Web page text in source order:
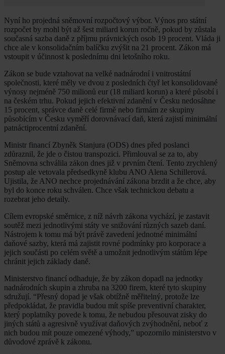
Nyní ho projedná sněmovní rozpočtový výbor. Výnos pro státní
rozpočet by mohl být až šest miliard korun ročně, pokud by zůstala
současná sazba daně z příjmu právnických osob 19 procent. Vláda ji
chce ale v konsolidačním balíčku zvýšit na 21 procent. Zákon má
vstoupit v účinnost k poslednímu dni letošního roku.
Zákon se bude vztahovat na velké nadnárodní i vnitrostátní
společnosti, které měly ve dvou z posledních čtyř let konsolidované
výnosy nejméně 750 milionů eur (18 miliard korun) a které působí i
na českém trhu. Pokud jejich efektivní zdanění v Česku nedosáhne
15 procent, správce daně celé firmě nebo firmám ze skupiny
působícím v Česku vyměří dorovnávací daň, která zajistí minimální
patnáctiprocentní zdanění.
Ministr financí Zbyněk Stanjura (ODS) dnes před poslanci
zdůraznil, že jde o čistou transpozici. Přimlouval se za to, aby
Sněmovna schválila zákon dnes již v prvním čtení. Tento zrychlený
postup ale vetovala předsedkyně klubu ANO Alena Schillerová.
Ujistila, že ANO nechce projednávání zákona brzdit a že chce, aby
byl do konce roku schválen. Chce však technickou debatu a
rozebrat jeho detaily.
Cílem evropské směrnice, z níž návrh zákona vychází, je zastavit
soutěž mezi jednotlivými státy ve snižování různých sazeb daní.
Nástrojem k tomu má být právě zavedení jednotné minimální
daňové sazby, která má zajistit rovné podmínky pro korporace a
jejich součásti po celém světě a umožnit jednotlivým státům lépe
chránit jejich základy daně.
Ministerstvo financí odhaduje, že by zákon dopadl na jednotky
nadnárodních skupin a zhruba na 3200 firem, které tyto skupiny
sdružují. “Přesný dopad je však obtížně měřitelný, protože lze
předpokládat, že pravidla budou mít spíše preventivní charakter,
který poplatníky povede k tomu, že nebudou přesouvat zisky do
jiných států a agresivně využívat daňových zvýhodnění, neboť z
nich budou mít pouze omezené výhody,” upozornilo ministerstvo v
důvodové zprávě k zákonu.